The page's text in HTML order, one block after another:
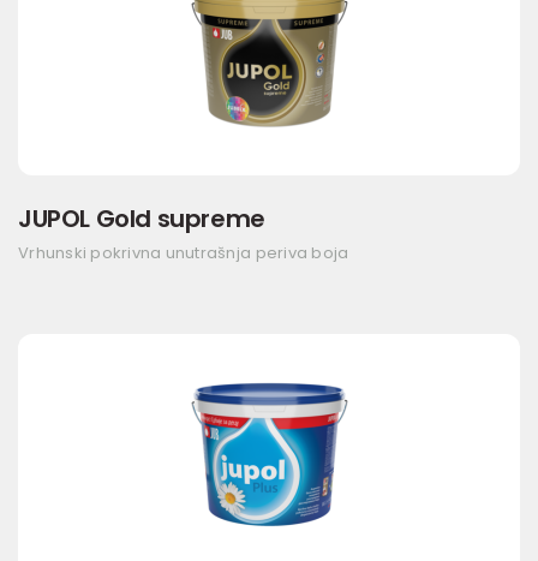
JUPOL Gold supreme
Vrhunski pokrivna unutrašnja periva boja